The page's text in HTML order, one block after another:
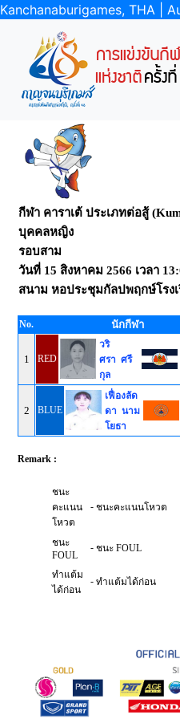
Kanchanaburigames, THA |
กีฬา คาราเต้ ประเภทต่อสู้
บุคคลหญิง
รอบสาม
วันที่ 15 สิงหาคม 2566 เวลา
สนาม หอประชุมกัลปพฤกษ์โรง
No. นักกีฬา
1 RED
วริ
ศรา ศรี
กุล
2 BLUE
เฟื่องลัด
ดา นาม
โยธา
Remark :
ชนะ
คะแนน
โหวต
- ชนะคะแนนโหวต
ชนะ
FOUL
- ชนะ FOUL
ทำแต้ม
ได้ก่อน
- ทำแต้มได้ก่อน